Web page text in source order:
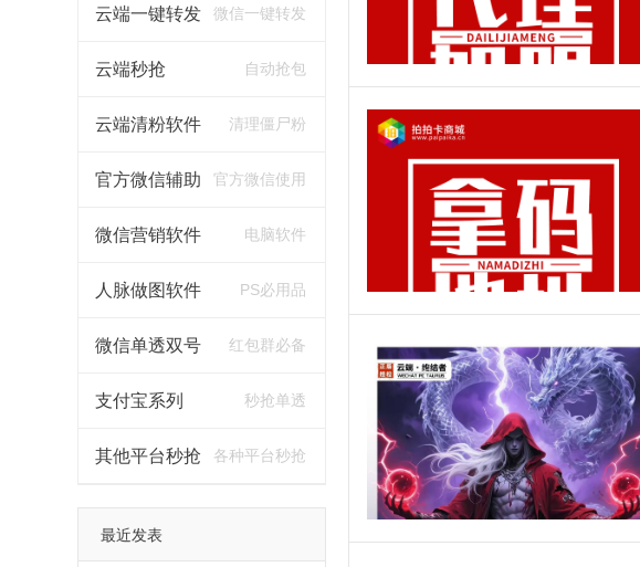
云端一键转发 微信一键转发
云端秒抢 自动抢包
云端清粉软件 清理僵尸粉
官方微信辅助 官方微信使用
微信营销软件 电脑软件
人脉做图软件 PS必用品
微信单透双号 红包群必备
支付宝系列 秒抢单透
其他平台秒抢 各种平台秒抢
最近发表